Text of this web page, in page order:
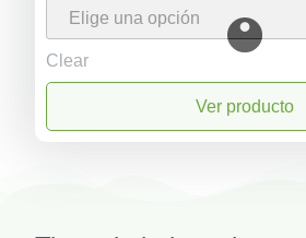
Clear
Ver producto